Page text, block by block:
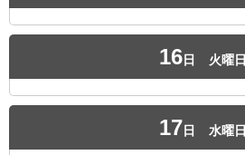
16日 火曜日
17 日 水曜日